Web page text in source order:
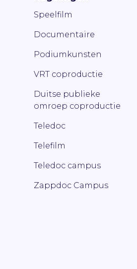
Speelfilm
Documentaire
Podiumkunsten
VRT coproductie
Duitse publieke
omroep coproductie
Teledoc
Telefilm
Teledoc campus
Zappdoc Campus